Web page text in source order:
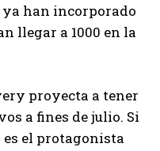
han incorporado
llegar a 1000 en la
proyecta a tener
a fines de julio. Si
el protagonista